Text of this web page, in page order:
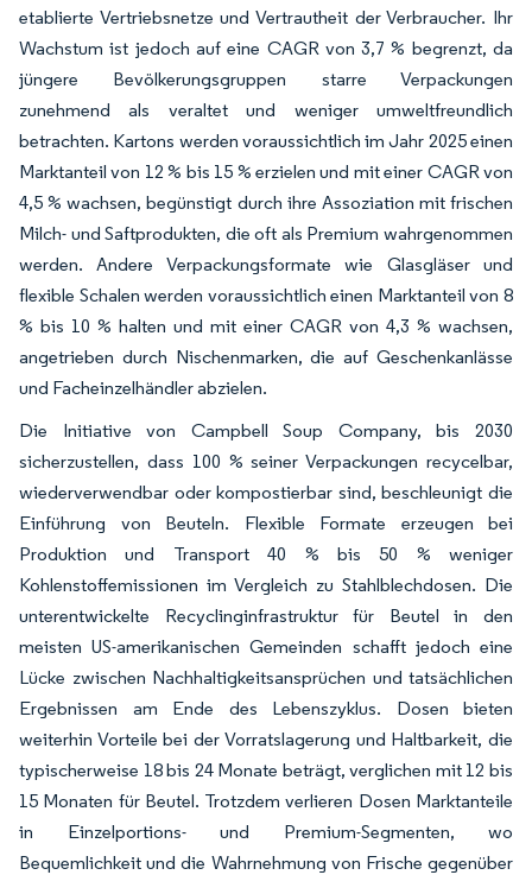
etablierte Vertriebsnetze und Vertrautheit der Verbraucher. Ihr
Wachstum ist jedoch auf eine CAGR von 3,7 % begrenzt, da
jüngere Bevölkerungsgruppen starre Verpackungen
zunehmend als veraltet und weniger umweltfreundlich
betrachten. Kartons werden voraussichtlich im Jahr 2025 einen
Marktanteil von 12 % bis 15 % erzielen und mit einer CAGR von
4,5 % wachsen, begünstigt durch ihre Assoziation mit frischen
Milch- und Saftprodukten, die oft als Premium wahrgenommen
werden. Andere Verpackungsformate wie Glasgläser und
flexible Schalen werden voraussichtlich einen Marktanteil von 8
% bis 10 % halten und mit einer CAGR von 4,3 % wachsen,
angetrieben durch Nischenmarken, die auf Geschenkanlässe
und Facheinzelhändler abzielen.
Die Initiative von Campbell Soup Company, bis 2030
sicherzustellen, dass 100 % seiner Verpackungen recycelbar,
wiederverwendbar oder kompostierbar sind, beschleunigt die
Einführung von Beuteln. Flexible Formate erzeugen bei
Produktion und Transport 40 % bis 50 % weniger
Kohlenstoffemissionen im Vergleich zu Stahlblechdosen. Die
unterentwickelte Recyclinginfrastruktur für Beutel in den
meisten US-amerikanischen Gemeinden schafft jedoch eine
Lücke zwischen Nachhaltigkeitsansprüchen und tatsächlichen
Ergebnissen am Ende des Lebenszyklus. Dosen bieten
weiterhin Vorteile bei der Vorratslagerung und Haltbarkeit, die
typischerweise 18 bis 24 Monate beträgt, verglichen mit 12 bis
15 Monaten für Beutel. Trotzdem verlieren Dosen Marktanteile
in Einzelportions- und Premium-Segmenten, wo
Bequemlichkeit und die Wahrnehmung von Frische gegenüber